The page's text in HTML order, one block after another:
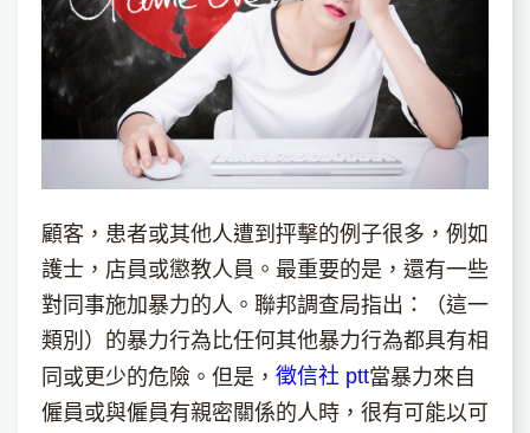
顧客，患者或其他人遭到抨擊的例子很多，例如
護士，店員或懲教人員。最重要的是，還有一些
對同事施加暴力的人。聯邦調查局指出：（這一
類別）的暴力行為比任何其他暴力行為都具有相
同或更少的危險。但是， 徵信社 ptt當暴力來自
僱員或與僱員有親密關係的人時，很有可能以可